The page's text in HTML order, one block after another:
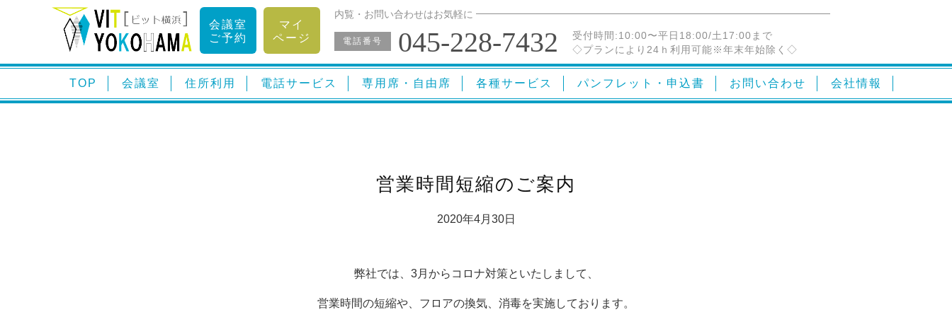
会議室
ご予約
マイ
ページ
内覧・お問い合わせはお気軽に
電話番号 045-228-7432 受付時間:10:00〜平日18:00/土17:00まで
◇プランにより24ｈ利用可能※年末年始除く◇
TOP 会議室 住所利用 電話サービス 専用席・自由席 各種サービス パンフレット・申込書 お問い合わせ 会社情報
営業時間短縮のご案内
2020年4月30日
弊社では、3月からコロナ対策といたしまして、
営業時間の短縮や、フロアの換気、消毒を実施しております。